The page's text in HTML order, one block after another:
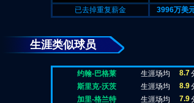
已去掉重复薪金
3996万美
生涯类似球员
约翰-巴格莱 生涯场均 8.7
斯里克-沃茨
生涯场均 8.9
加里-格兰特
生涯场均 7.9